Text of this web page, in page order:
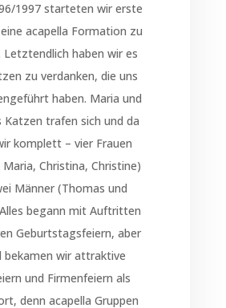
1997 starteten wir erste
acapella Formation zu
Letztendlich haben wir es
zu verdanken, die uns
haben. Maria und
Katzen trafen sich und da
komplett – vier Frauen
Christina, Christine)
Männer (Thomas und
begann mit Auftritten
Geburtstagsfeiern, aber
bekamen wir attraktive
und Firmenfeiern als
denn acapella Gruppen